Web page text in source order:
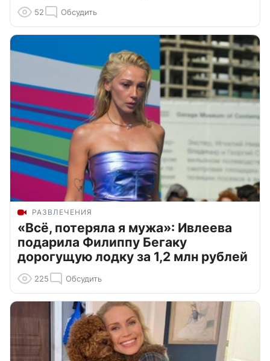
52 Обсудить
РАЗВЛЕЧЕНИЯ
«Всё, потеряла я мужа»: Ивлеева
подарила Филиппу Бегаку
дорогущую лодку за 1,2 млн рублей
225 Обсудить